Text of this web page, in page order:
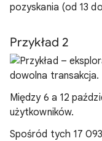
pozyskania (od 13
Przykład 2
Między 6 a 12
użytkowników.
Spośród tych 17